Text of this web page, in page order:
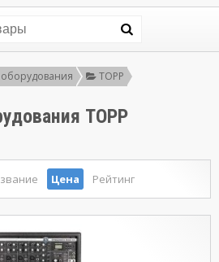
TOPP
TOPP
Цена Рейтинг